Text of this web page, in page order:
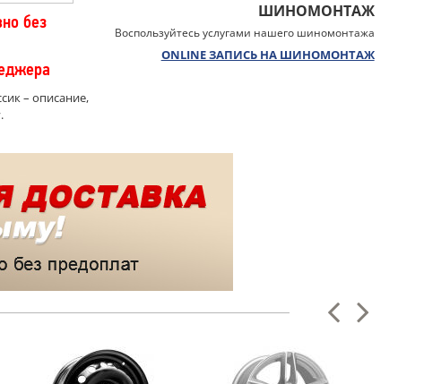
без
– описание,
ШИНОМОНТАЖ
Воспользуйтесь услугами нашего шиномонтажа
ONLINE ЗАПИСЬ НА ШИНОМОНТАЖ